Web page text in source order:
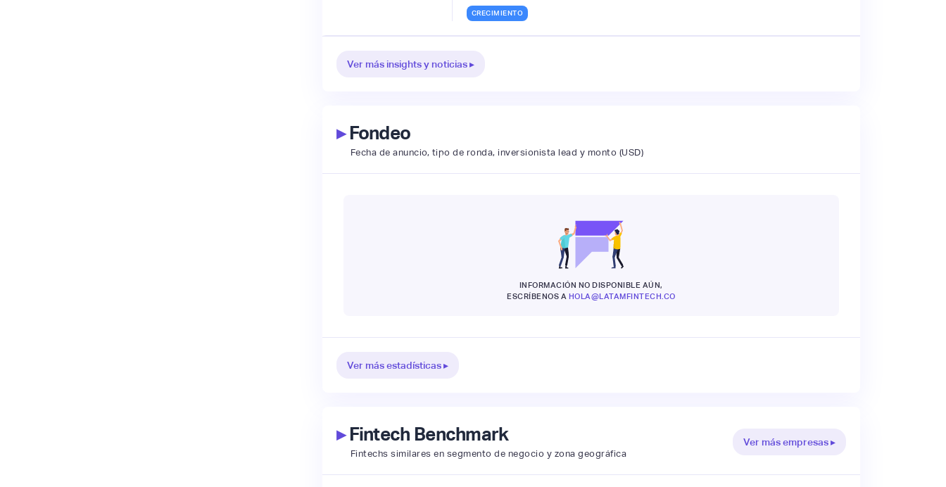
CRECIMIENTO
Ver más insights y noticias ▸
▸Fondeo
Fecha de anuncio, tipo de ronda, inversionista lead y monto (USD)
INFORMACIÓN NO DISPONIBLE AÚN,
ESCRÍBENOS A HOLA@LATAMFINTECH.CO
Ver más estadísticas ▸
▸Fintech Benchmark
Fintechs similares en segmento de negocio y zona geográfica
Ver más empresas ▸